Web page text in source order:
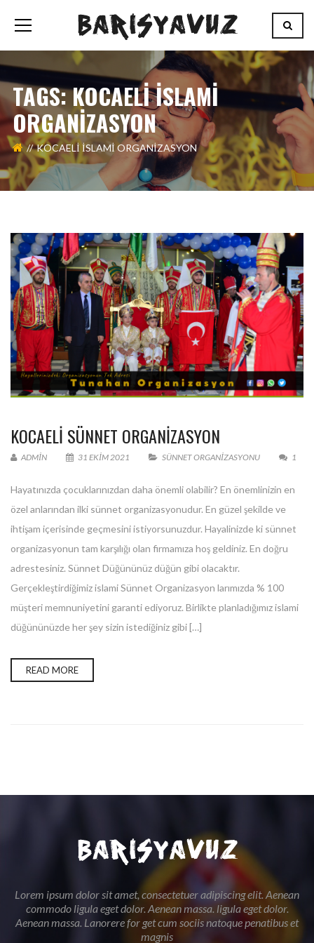
TAGS: KOCAELİ İSLAMİ
ORGANİZASYON
KOCAELİ İSLAMİ ORGANİZASYON
KOCAELİ SÜNNET ORGANİZASYON
ADMIN 31 EKIM 2021 SÜNNET ORGANIZASYONU 1
Hayatınızda çocuklarınızdan daha önemli olabilir? En önemlinizin en
özel anlarından ilki sünnet organizasyonudur. En güzel şekilde ve
ihtişam içerisinde geçmesini istiyorsunuzdur. Hayalinizde ki sünnet
organizasyonun tam karşılığı olan firmamıza hoş geldiniz. En doğru
adrestesiniz. Sünnet Düğününüz düğün gibi olacaktır.
Gerçekleştirdiğimiz islami Sünnet Organizasyon larımızda % 100
müşteri memnuniyetini garanti ediyoruz. Birlikte planladığımız islami
düğününüzde her şey sizin istediğiniz gibi […]
READ MORE
Lorem ipsum dolor sit amet, consectetuer adipiscing elit. Aenean
commodo ligula eget dolor. Aenean massa. ligula eget dolor.
Aenean massa. Lanorere for get cum sociis natoque penatibus et
magnis